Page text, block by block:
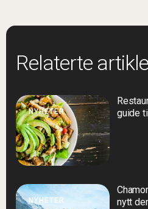
Relaterte
NYHETER
guide
NYHETER
nytt